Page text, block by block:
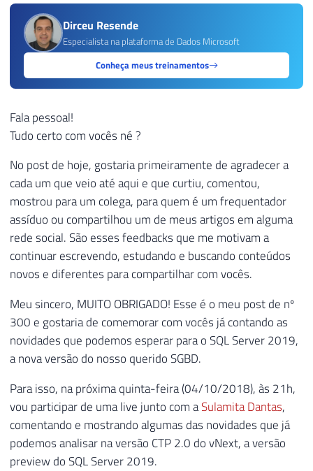
Dirceu Resende
Especialista na plataforma de Dados Microsoft
Conheça meus treinamentos
Fala pessoal!
Tudo certo com vocês né ?
No post de hoje, gostaria primeiramente de agradecer a
cada um que veio até aqui e que curtiu, comentou,
mostrou para um colega, para quem é um frequentador
assíduo ou compartilhou um de meus artigos em alguma
rede social. São esses feedbacks que me motivam a
continuar escrevendo, estudando e buscando conteúdos
novos e diferentes para compartilhar com vocês.
Meu sincero, MUITO OBRIGADO! Esse é o meu post de nº
300 e gostaria de comemorar com vocês já contando as
novidades que podemos esperar para o SQL Server 2019,
a nova versão do nosso querido SGBD.
Para isso, na próxima quinta-feira (04/10/2018), às 21h,
vou participar de uma live junto com aSulamita Dantas,
comentando e mostrando algumas das novidades que já
podemos analisar na versão CTP 2.0 do vNext, a versão
preview do SQL Server 2019.